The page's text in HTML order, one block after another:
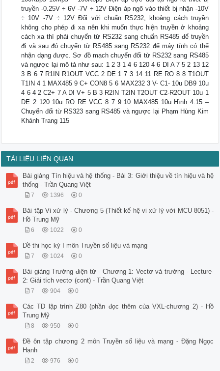
truyền -0.25V ÷ 6V -7V ÷ 12V Điện áp ngõ vào thiết bị nhận -10V
÷ 10V -7V ÷ 12V Đối với chuẩn RS232, khoảng cách truyền
không cho phép đi xa nên khi muốn thực hiện truyền ở khoảng
cách xa thì phải chuyển từ RS232 sang chuẩn RS485 để truyền
đi và sau đó chuyển từ RS485 sang RS232 để máy tính có thể
nhận dạng được. Sơ đồ mạch chuyển đổi từ RS232 sang RS485
và ngược lại mô tả như sau: 1 2 3 1 4 6 120 4 6 DI A 7 5 2 13 12
3 B 6 7 R1IN R1OUT VCC 2 DE 1 7 3 14 11 RE RO 8 8 T1OUT
T1IN 4 1 MAX485 9 C+ CON8 5 6 MAX232 3 V- C1- 10u DB9 10u
4 6 4 2 C2+ 7 A DI V+ 5 B 3 R2IN T2IN T2OUT C2-R2OUT 10u 1
DE 2 120 10u RO RE VCC 8 7 9 10 MAX485 10u Hình 4.15 –
Chuyển đổi từ RS323 sang RS485 và ngược lại Phạm Hùng Kim
Khánh Trang 115
TÀI LIỆU LIÊN QUAN
Bài giảng Tín hiệu và hệ thống - Bài 3: Giới thiệu về tín hiệu và hệ
thống - Trần Quang Việt
7 1396 0
Bài tập Vi xử lý - Chương 5 (Thiết kế hệ vi xử lý với MCU 8051) -
Hồ Trung Mỹ
6 1022 0
Đề thi học kỳ I môn Truyền số liệu và mạng
7 1024 0
Bài giảng Trường điện từ - Chương 1: Vectơ và trường - Lecture-
2: Giải tích vectơ (cont) - Trần Quang Việt
7 904 0
Các TD lập trình Z80 (phần đọc thêm của VXL-chương 2) - Hồ
Trung Mỹ
8 950 0
Đề ôn tập chương 2 môn Truyền số liệu và mạng - Đặng Ngọc
Hạnh
2 976 0